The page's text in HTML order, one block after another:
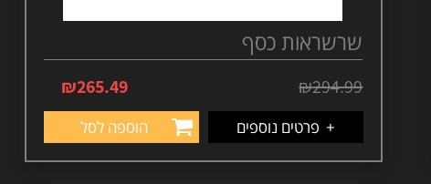
שרשראות כסף
₪294.99
₪265.49
+ פרטים נוספים הוספה לסל